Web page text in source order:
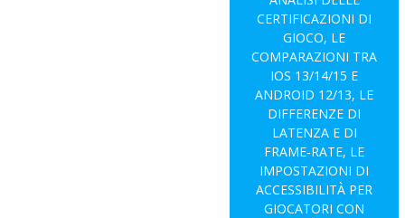
CERTIFICAZIONI DI
GIOCO, LE
COMPARAZIONI TRA
IOS 13/14/15 E
ANDROID 12/13, LE
DIFFERENZE DI
LATENZA E DI
FRAME‑RATE, LE
IMPOSTAZIONI DI
ACCESSIBILITÀ PER
GIOCATORI CON